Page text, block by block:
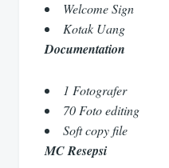
Welcome Sign
Kotak Uang
Documentation
1 Fotografer
70 Foto editing
Soft copy file
MC Resepsi